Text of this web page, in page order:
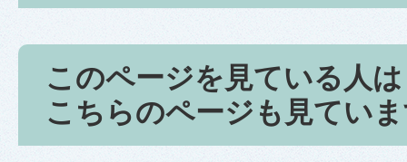
このページを見ている人は
こちらのページも見てい